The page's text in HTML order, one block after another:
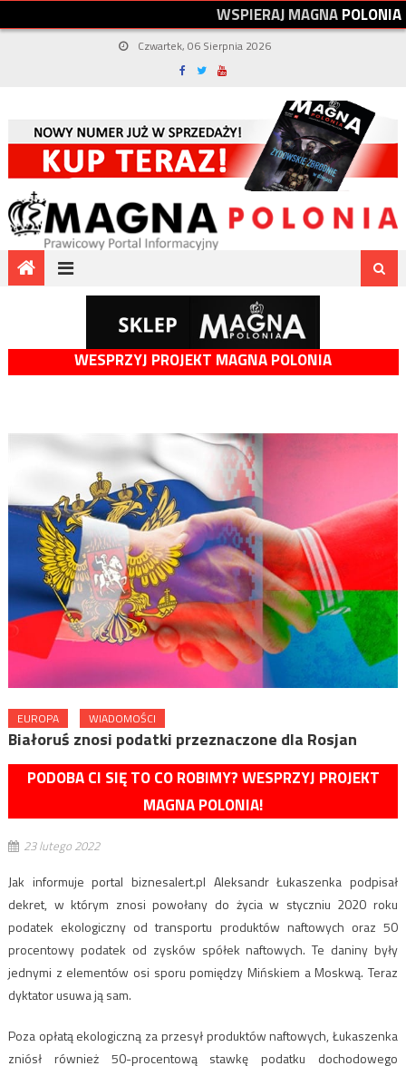
WSPIERAJMAGNAPOLONIA
Czwartek, 06 Sierpnia 2026
WESPRZYJ PROJEKT MAGNA POLONIA
EUROPA WIADOMOŚCI
Białoruś znosi podatki przeznaczone dla Rosjan
PODOBA CI SIĘ TO CO ROBIMY? WESPRZYJ PROJEKT
MAGNA POLONIA!
23 lutego 2022
Jak informuje portal biznesalert.pl Aleksandr Łukaszenka podpisał
dekret, w którym znosi powołany do życia w styczniu 2020 roku
podatek ekologiczny od transportu produktów naftowych oraz 50
procentowy podatek od zysków spółek naftowych. Te daniny były
jednymi z elementów osi sporu pomiędzy Mińskiem a Moskwą. Teraz
dyktator usuwa ją sam.
Poza opłatą ekologiczną za przesył produktów naftowych, Łukaszenka
zniósł również 50-procentową stawkę podatku dochodowego